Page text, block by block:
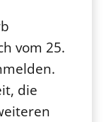
vom 25.
die